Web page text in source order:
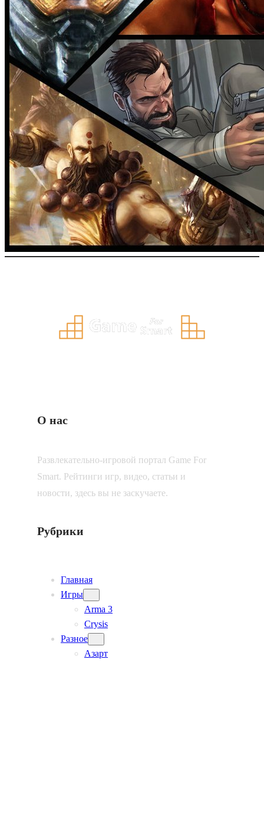
О нас
Развлекательно-игровой портал Game For
Smart. Рейтинги игр, видео, статьи и
новости, здесь вы не заскучаете.
Рубрики
Главная
Игры
Arma 3
Crysis
Разное
Азарт